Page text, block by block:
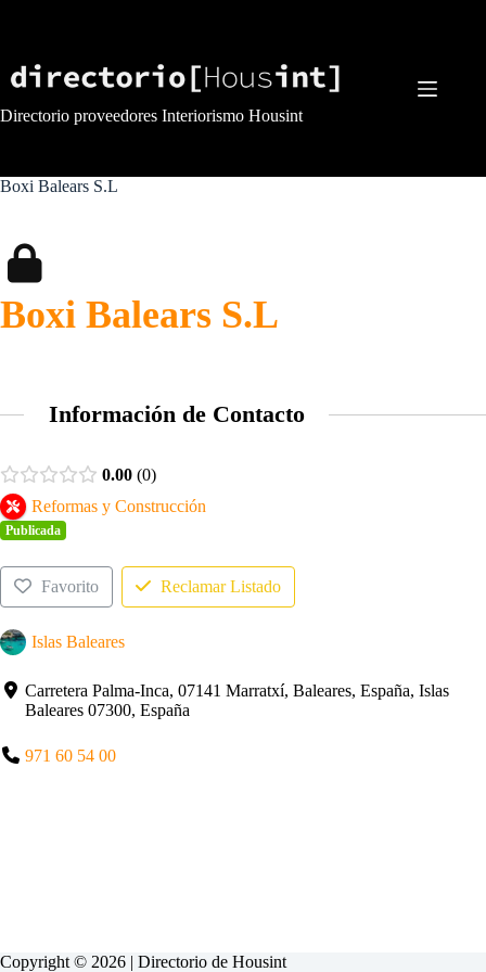
Directorio proveedores Interiorismo Housint
Boxi Balears S.L
Boxi Balears S.L
Información de Contacto
0.00 0
Reformas y Construcción
Publicada
Favorito Reclamar Listado
Islas Baleares
Carretera Palma-Inca, 07141 Marratxí, Baleares, España, Islas
Baleares 07300, España
971 60 54 00
Copyright © 2026 | Directorio de Housint